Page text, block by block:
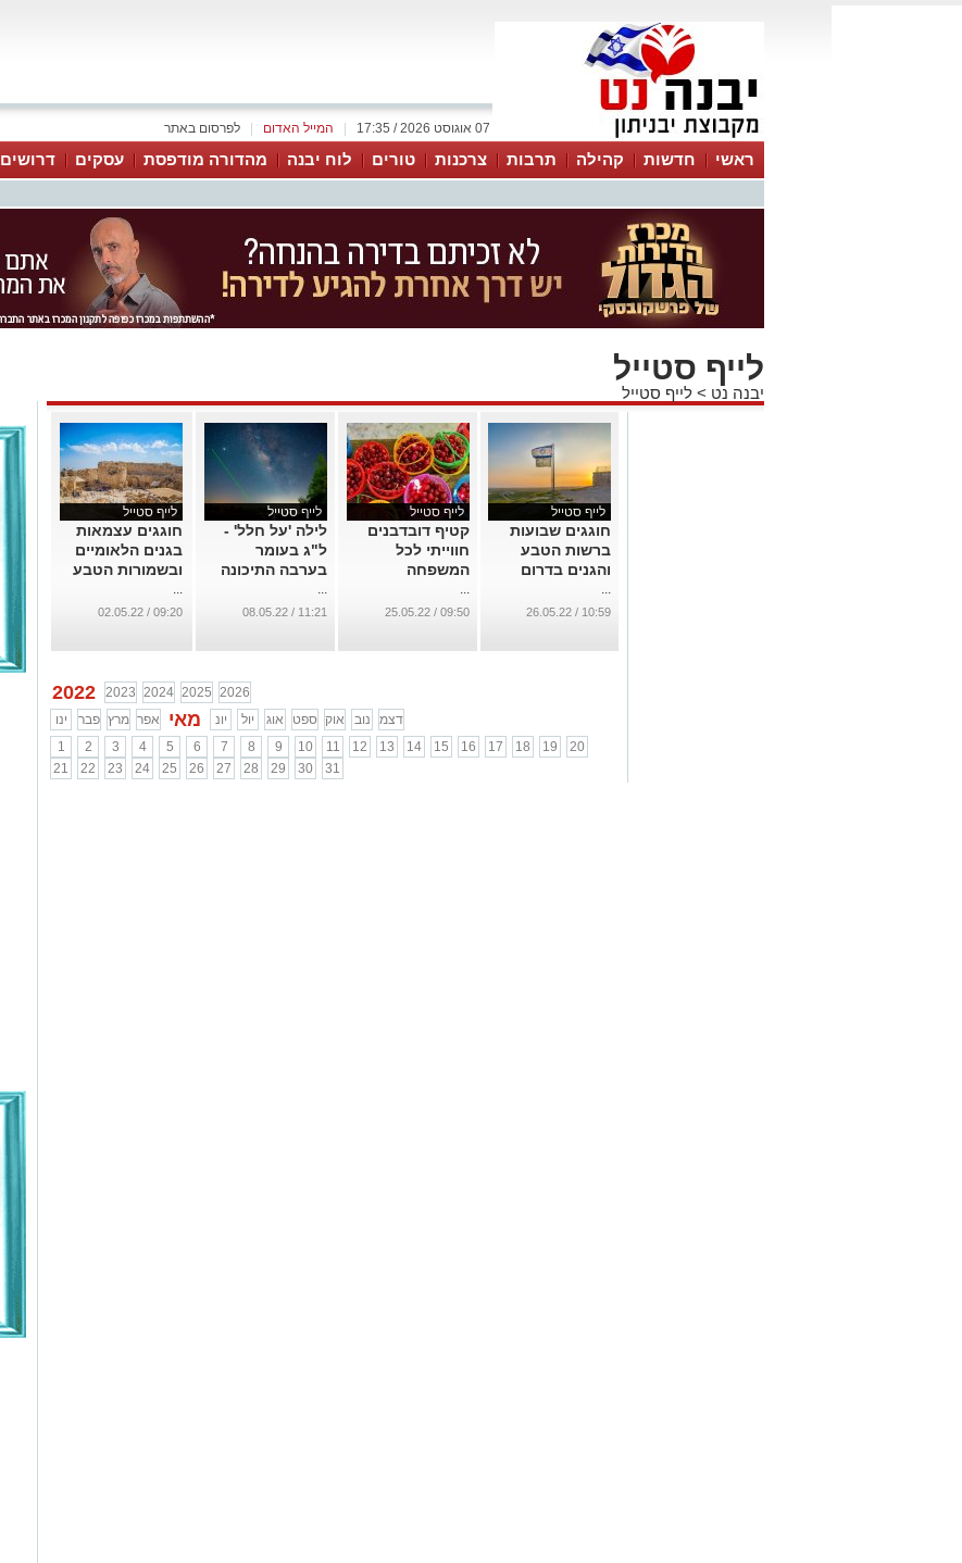
לפרסום באתר המייל האדום 07 אוגוסט 2026 / 17:35
ראשי חדשות קהילה תרבות צרכנות טורים לוח יבנה מהדורה מודפסת עסקים דרושים
לייף סטייל
יבנה נט > לייף סטייל
לייף סטייל
חוגגים שבועות
ברשות הטבע
והגנים בדרום
...
10:59 / 26.05.22
לייף סטייל
קטיף דובדבנים
חווייתי לכל
המשפחה
...
09:50 / 25.05.22
לייף סטייל
לילה 'על חלל' -
ל"ג בעומר
בערבה התיכונה
...
11:21 / 08.05.22
לייף סטייל
חוגגים עצמאות
בגנים הלאומיים
ובשמורות הטבע
...
09:20 / 02.05.22
2022 2023 2024 2025 2026
ינו
פבר מרץ אפר מאי יונ יול אוג ספט אוק נוב
דצמ
1
2 3 4 5 6 7 8 9 10 11 12 13 14 15 16 17 18 19
20
21
22 23 24 25 26 27 28 29 30 31